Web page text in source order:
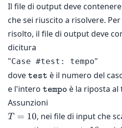
Il file di output deve
che sei riuscito a risolvere.
risolto, il file di output deve
dicitura
"Case #test: tempo"
dove\mathtt{test}
test è il numero del
e l'intero \mathtt{tempo}
tempo è la riposta al
Assunzioni
T
T = 10, nei file di input che